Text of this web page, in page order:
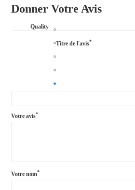
Donner Votre Avis
Quality
Titre de l'avis*
Votre avis*
Votre nom*